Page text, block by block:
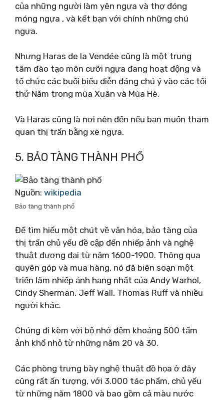
của những người làm yên ngựa và thợ đóng
móng ngựa , và kết bạn với chính những chú
ngựa.
Nhưng Haras de la Vendée cũng là một trung
tâm đào tạo môn cưỡi ngựa đang hoạt động và
tổ chức các buổi biểu diễn đáng chú ý vào các tối
thứ Năm trong mùa Xuân và Mùa Hè.
Và Haras cũng là nơi nên đến nếu bạn muốn tham
quan thị trấn bằng xe ngựa.
5. BẢO TÀNG THÀNH PHỐ
Nguồn: wikipedia
Bảo tàng thành phố
Để tìm hiểu một chút về văn hóa, bảo tàng của
thị trấn chủ yếu đề cập đến nhiếp ảnh và nghệ
thuật đương đại từ năm 1600-1900. Thông qua
quyên góp và mua hàng, nó đã biên soạn một
triển lãm nhiếp ảnh hạng nhất của Andy Warhol,
Cindy Sherman, Jeff Wall, Thomas Ruff và nhiều
người khác.
Chúng đi kèm với bộ nhớ đệm khoảng 500 tấm
ảnh khổ nhỏ từ những năm 20 và 30.
Các phòng trưng bày nghệ thuật đồ họa ở đây
cũng rất ấn tượng, với 3.000 tác phẩm, chủ yếu
từ những năm 1800 và bao gồm cả màu nước